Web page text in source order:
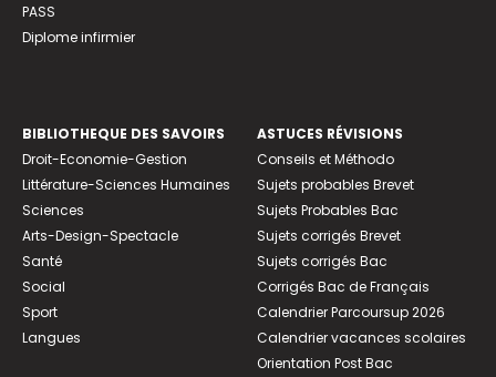
PASS
Diplome infirmier
BIBLIOTHEQUE DES SAVOIRS
Droit-Economie-Gestion
Littérature-Sciences Humaines
Sciences
Arts-Design-Spectacle
Santé
Social
Sport
Langues
ASTUCES RÉVISIONS
Conseils et Méthodo
Sujets probables Brevet
Sujets Probables Bac
Sujets corrigés Brevet
Sujets corrigés Bac
Corrigés Bac de Français
Calendrier Parcoursup 2026
Calendrier vacances scolaires
Orientation Post Bac